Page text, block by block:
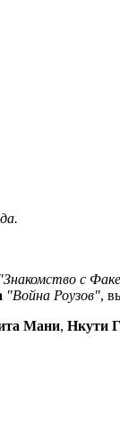
"Знакомство с
"Война Роузов",
Мани, Нкути